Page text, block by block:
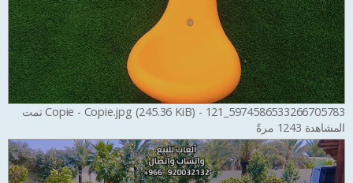
5974586533266705783_121 - Copie - Copie.jpg (245.36 KiB) تمت
المشاهدة 1243 مرةً